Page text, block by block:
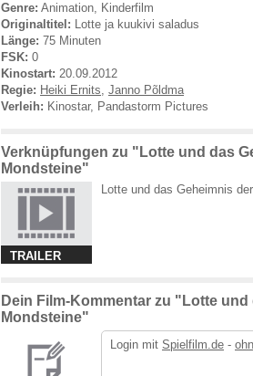
Genre: Animation, Kinderfilm
Originaltitel: Lotte ja kuukivi saladus
Länge: 75 Minuten
FSK: 0
Kinostart: 20.09.2012
Regie: Heiki Ernits, Janno Põldma
Verleih: Kinostar, Pandastorm Pictures
Verknüpfungen zu "Lotte und das
Mondsteine"
TRAILER
Lotte und das Geheimnis
Dein Film-Kommentar zu "Lotte und
Mondsteine"
Login mit Spielfilm.de -